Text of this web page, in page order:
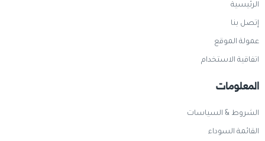
الرئيسية
إتصل بنا
عمولة الموقع
اتفاقية الاستخدام
المعلومات
الشروط & السياسات
القائمة السوداء